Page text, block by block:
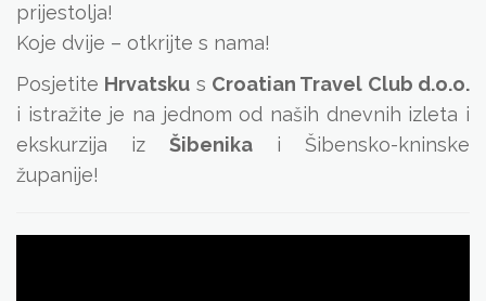
prijestolja!
Koje dvije – otkrijte s nama!
Posjetite Hrvatsku s Croatian Travel Club d.o.o.
i istražite je na jednom od naših dnevnih izleta i
ekskurzija iz Šibenika i Šibensko-kninske
županije!